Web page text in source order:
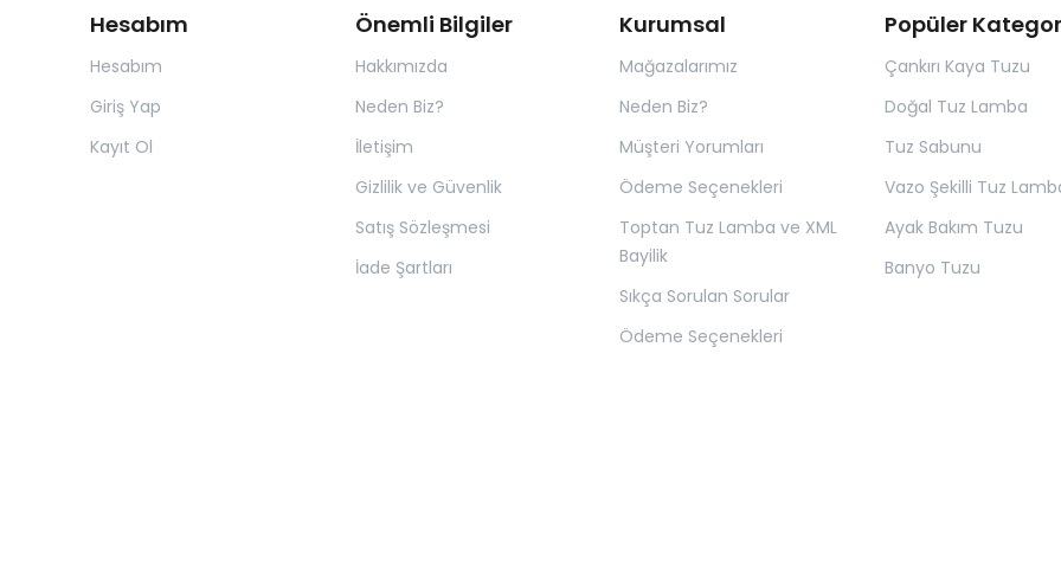
Hesabım
Hesabım
Giriş Yap
Kayıt Ol
Önemli Bilgiler
Hakkımızda
Neden Biz?
İletişim
Gizlilik ve Güvenlik
Satış Sözleşmesi
İade Şartları
Kurumsal
Mağazalarımız
Neden Biz?
Müşteri Yorumları
Ödeme Seçenekleri
Toptan Tuz Lamba ve XML
Bayilik
Sıkça Sorulan Sorular
Ödeme Seçenekleri
Popüler
Çankırı Kaya Tuzu
Doğal Tuz Lamba
Tuz Sabunu
Vazo Şekilli Tuz
Ayak Bakım Tuzu
Banyo Tuzu